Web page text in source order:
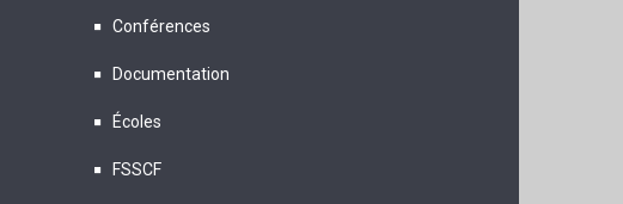
Conférences
Documentation
Écoles
FSSCF